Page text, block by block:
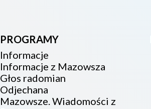
PROGRAMY
Informacje
Informacje z Mazowsza
Głos radomian
Odjechana
Mazowsze. Wiadomości z